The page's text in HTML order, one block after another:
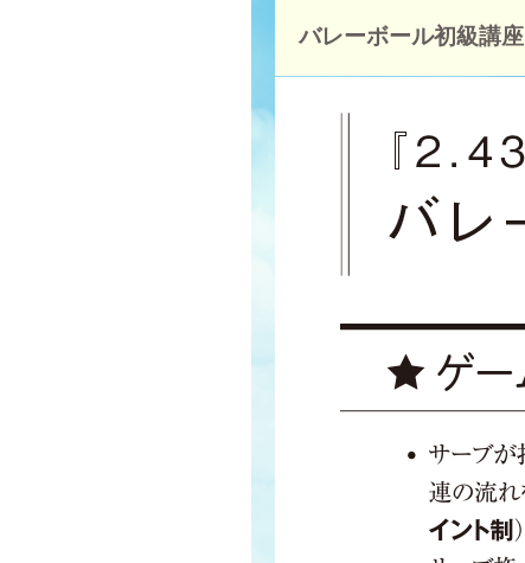
バレーボール初級講座